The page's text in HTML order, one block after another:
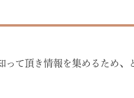
って頂き情報を集めるため、